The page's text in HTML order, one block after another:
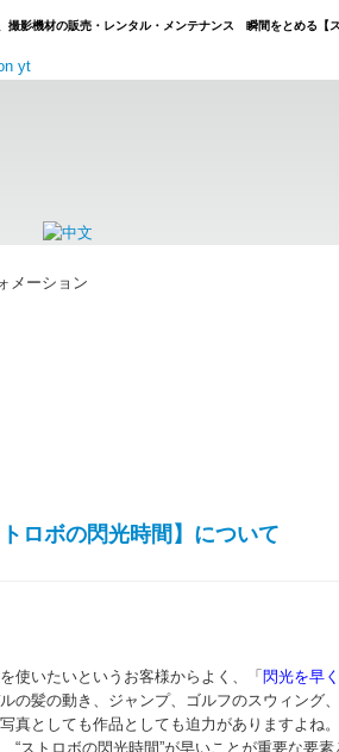
撮影機材の販売・レンタル・メンテナンス 瞬間をとめる【
メーション
ロボの閃光時間】について
使いたいというお客様からよく、「閃光を早
の髪の動き、ジャンプ、ゴルフのスウィング
真としても作品としても迫力がありますよね。
“ストロボの閃光時間”が早いことが重要な要